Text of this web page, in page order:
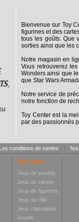
,
Bienvenue sur Toy
figurines et des
tous les goûts. Que
sorties ainsi que les
Notre magasin en
Vous retrouverez
Wonders ainsi que
que Star Wars
Notre service de
notre fonction de
Toy Center est la
par des passionnés
Les conditions de ventes |
Toy Center
Jeux de société
Jeux de cartes
Jeux de figurines
Jeux de rôle
Jeux classiques
Jouets